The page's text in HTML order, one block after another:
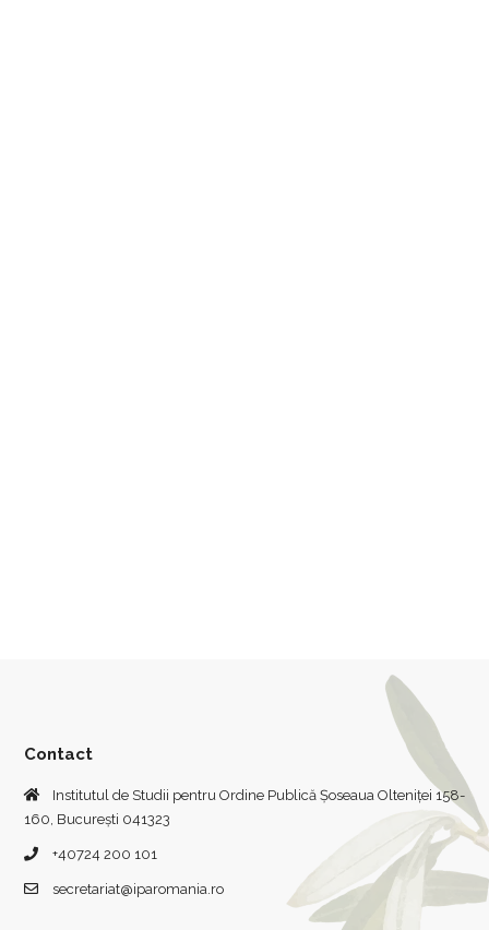
Contact
Institutul de Studii pentru Ordine Publică Șoseaua Olteniței 158-
160, București 041323
+40724 200 101
secretariat@iparomania.ro